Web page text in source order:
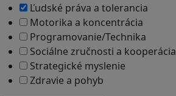
Ľudské práva a tolerancia
Motorika a koncentrácia
Programovanie/Technika
Sociálne zručnosti a kooperácia
Strategické myslenie
Zdravie a pohyb